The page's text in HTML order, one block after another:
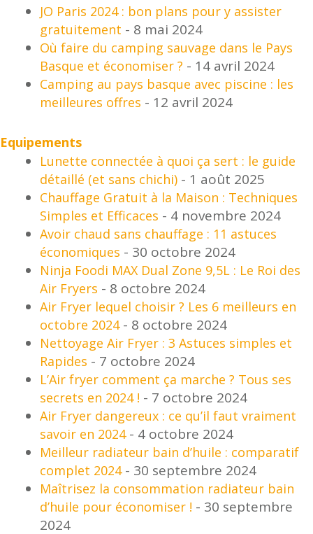
JO Paris 2024 : bon plans pour y assister
gratuitement - 8 mai 2024
Où faire du camping sauvage dans le Pays
Basque et économiser ? - 14 avril 2024
Camping au pays basque avec piscine : les
meilleures offres - 12 avril 2024
Equipements
Lunette connectée à quoi ça sert : le guide
détaillé (et sans chichi) - 1 août 2025
Chauffage Gratuit à la Maison : Techniques
Simples et Efficaces - 4 novembre 2024
Avoir chaud sans chauffage : 11 astuces
économiques - 30 octobre 2024
Ninja Foodi MAX Dual Zone 9,5L : Le Roi des
Air Fryers - 8 octobre 2024
Air Fryer lequel choisir ? Les 6 meilleurs en
octobre 2024- 8 octobre 2024
Nettoyage Air Fryer : 3 Astuces simples et
Rapides - 7 octobre 2024
L’Air fryer comment ça marche ? Tous ses
secrets en 2024 ! - 7 octobre 2024
Air Fryer dangereux : ce qu’il faut vraiment
savoir en 2024- 4 octobre 2024
Meilleur radiateur bain d’huile : comparatif
complet 2024- 30 septembre 2024
Maîtrisez la consommation radiateur bain
d’huile pour économiser ! - 30 septembre
2024